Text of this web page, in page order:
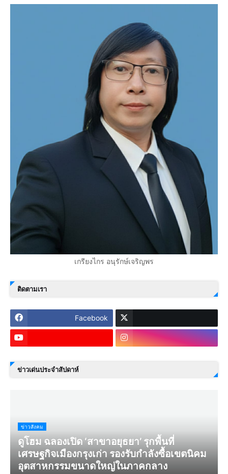
เกรียงไกร อนุรักษ์เจริญพร
ติดตามเรา
Facebook
ข่าวเด่นประจำสัปดาห์
ข่าวสังคม
ดูโฮม ฉลองเปิด ‘สาขาอยุธยา’ รุกพื้นที่
เศรษฐกิจเมืองกรุงเก่า รองรับกำลังซื้อเขตนิคม
อุตสาหกรรมขนาดใหญ่ในภาคกลาง